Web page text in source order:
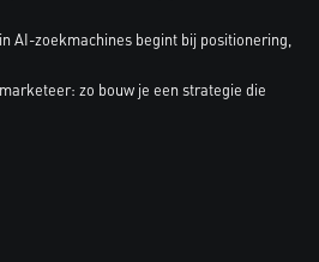
AI-zoekmachines begint bij positionering,
zo bouw je een strategie die